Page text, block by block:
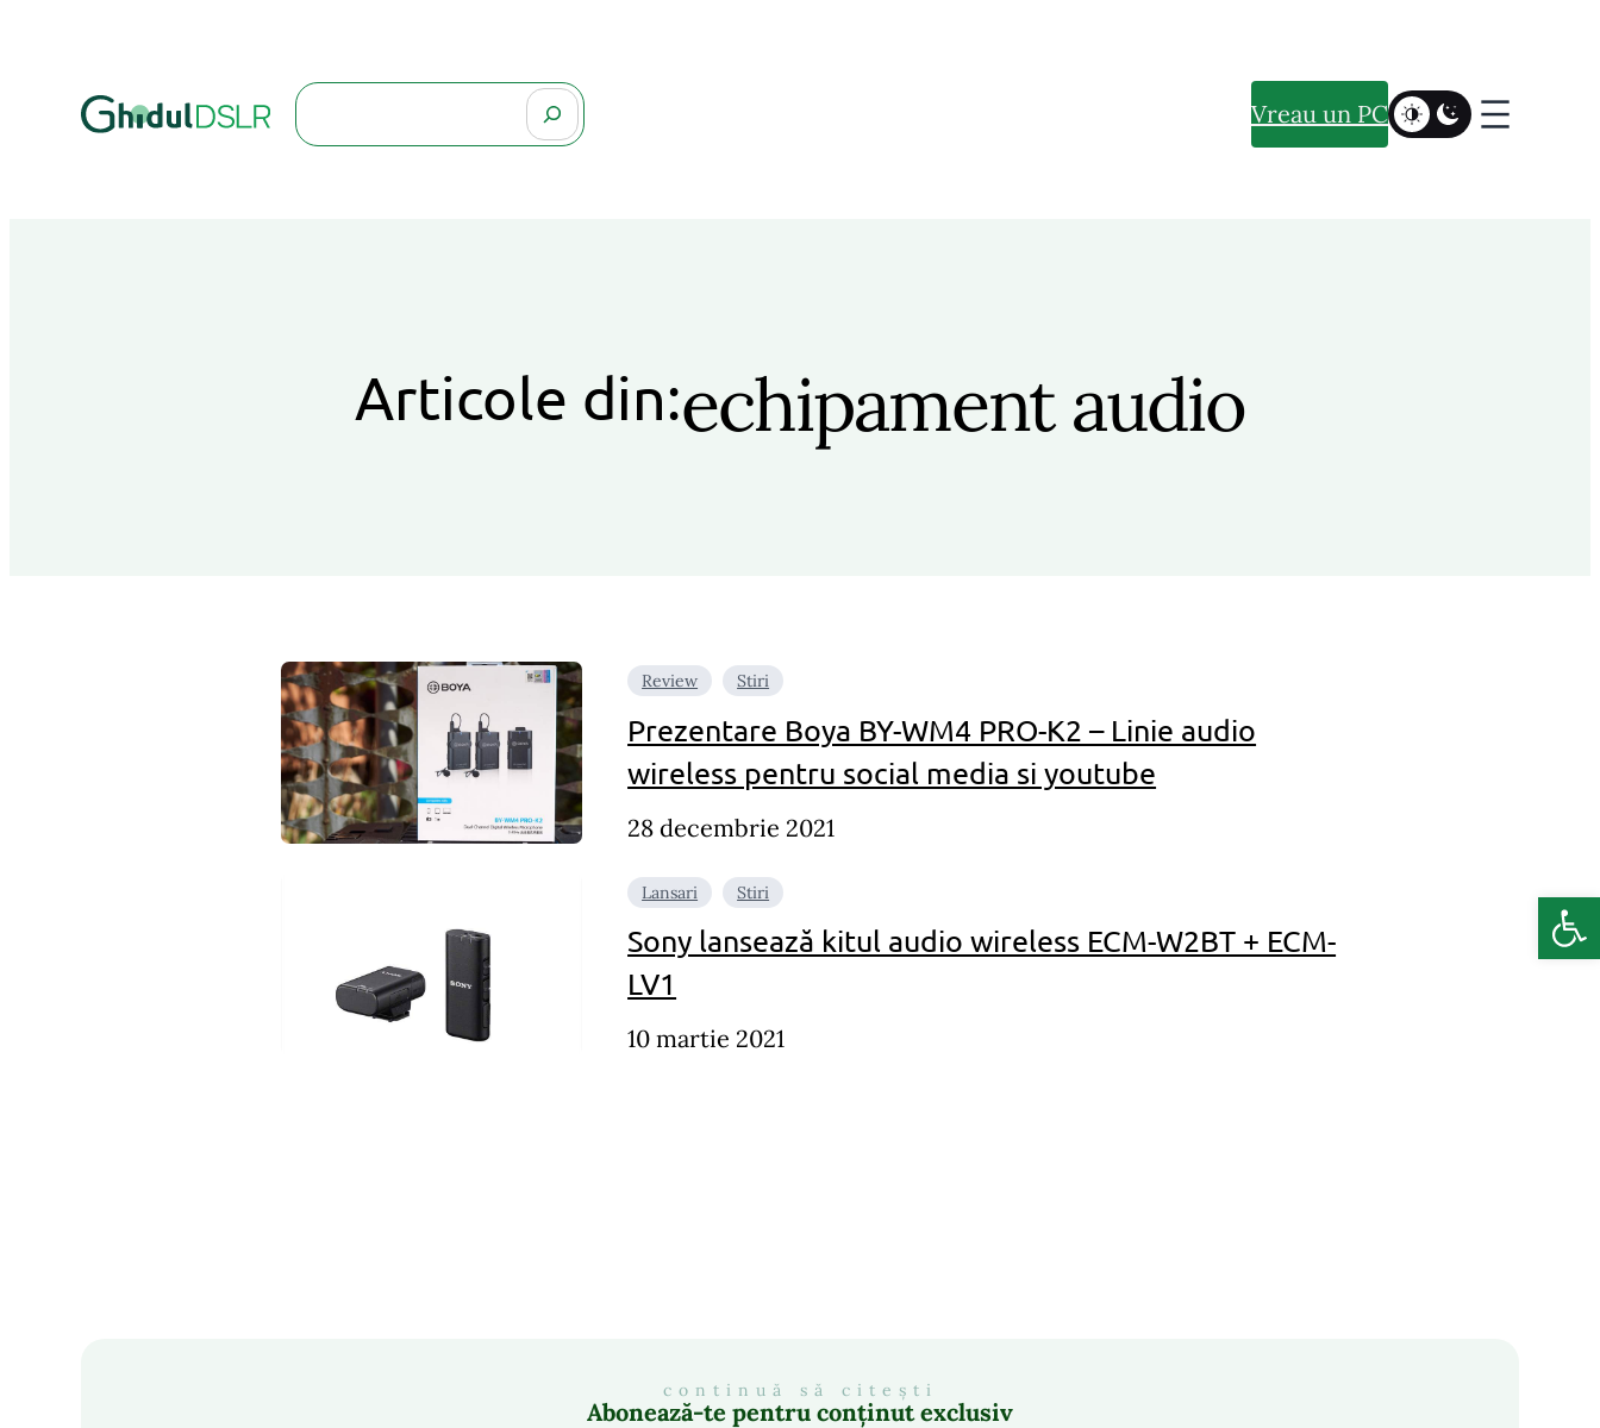
Search Vreau un PC
Articole din:echipament audio
Review Stiri
Prezentare Boya BY-WM4 PRO-K2 – Linie audio
wireless pentru social media si youtube
28 decembrie 2021
Lansari Stiri
Sony lansează kitul audio wireless ECM-W2BT + ECM-
LV1
10 martie 2021
continuă să citești
Abonează-te pentru conținut exclusiv